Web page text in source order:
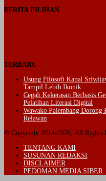
BERITA PILIHAN
TERBARU
Usung Filosofi Kapal
Tampil Lebih Ikonik
Cegah Kekerasan Berbasis
Pelatihan Literasi Digital
Wawako Palembang Dorong
Relawan
© Copyright 2014-2026, All Rights
TENTANG KAMI
SUSUNAN REDAKSI
DISCLAIMER
PEDOMAN MEDIA SIBER